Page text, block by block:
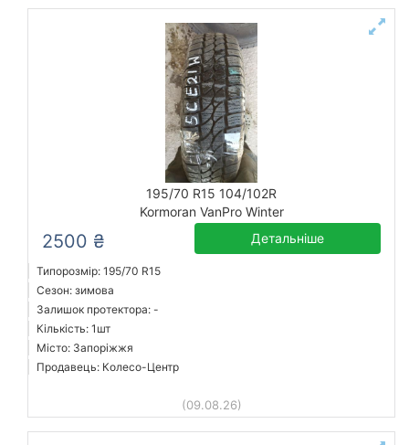
195/70 R15 104/102R
Kormoran VanPro Winter
2500 ₴ Детальніше
Типорозмір: 195/70 R15
Сезон: зимова
Залишок протектора: -
Кількість: 1шт
Місто: Запоріжжя
Продавець: Колесо-Центр
(09.08.26)